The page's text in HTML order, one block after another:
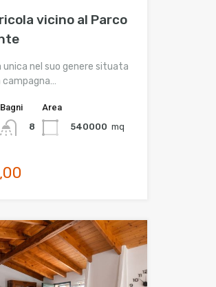
vicino al Parco
unica nel suo genere situata
campagna…
Bagni
8
Area
540000 mq